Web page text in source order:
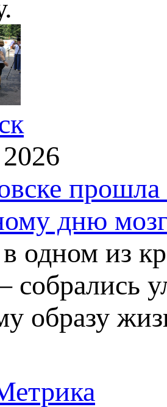
прошла
дню
одном из
собрались
образу